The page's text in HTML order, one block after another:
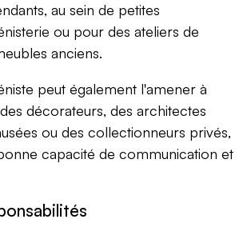
au sein de petites
ou pour des ateliers de
anciens.
peut également l'amener à
décorateurs, des architectes
ou des collectionneurs privés,
capacité de communication et